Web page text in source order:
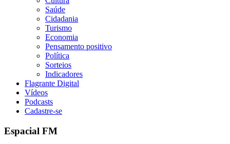
Saúde
Cidadania
Turismo
Economia
Pensamento positivo
Política
Sorteios
Indicadores
Flagrante Digital
Vídeos
Podcasts
Cadastre-se
Espacial FM